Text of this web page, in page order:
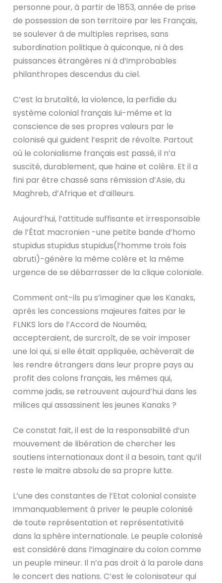
personne pour, à partir de 1853, année de prise
de possession de son territoire par les Français,
se soulever à de multiples reprises, sans
subordination politique à quiconque, ni à des
puissances étrangères ni à d’improbables
philanthropes descendus du ciel.
C’est la brutalité, la violence, la perfidie du
système colonial français lui-même et la
conscience de ses propres valeurs par le
colonisé qui guident l’esprit de révolte. Partout
où le colonialisme français est passé, il n’a
suscité, durablement, que haine et colère. Et il a
fini par être chassé sans rémission d’Asie, du
Maghreb, d’Afrique et d’ailleurs.
Aujourd’hui, l’attitude suffisante et irresponsable
de l’État macronien -une petite bande d’homo
stupidus stupidus stupidus(l’homme trois fois
abruti)-génère la même colère et la même
urgence de se débarrasser de la clique coloniale.
Comment ont-ils pu s’imaginer que les Kanaks,
après les concessions majeures faites par le
FLNKS lors de l’Accord de Nouméa,
accepteraient, de surcroît, de se voir imposer
une loi qui, si elle était appliquée, achèverait de
les rendre étrangers dans leur propre pays au
profit des colons français, les mêmes qui,
comme jadis, se retrouvent aujourd’hui dans les
milices qui assassinent les jeunes Kanaks ?
Ce constat fait, il est de la responsabilité d’un
mouvement de libération de chercher les
soutiens internationaux dont il a besoin, tant qu’il
reste le maitre absolu de sa propre lutte.
L’une des constantes de l’Etat colonial consiste
immanquablement à priver le peuple colonisé
de toute représentation et représentativité
dans la sphère internationale. Le peuple colonisé
est considéré dans l’imaginaire du colon comme
un peuple mineur. Il n’a pas droit à la parole dans
le concert des nations. C’est le colonisateur qui